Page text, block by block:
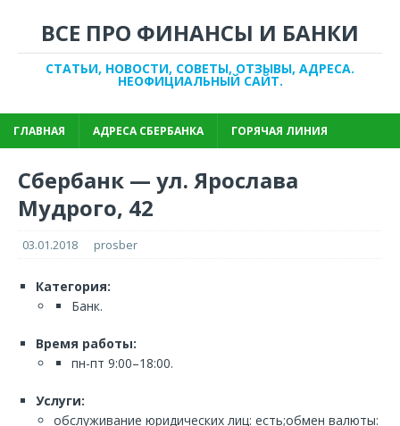
ВСЕ ПРО ФИНАНСЫ И БАНКИ
СТАТЬИ, НОВОСТИ, СОВЕТЫ, ОТЗЫВЫ, АДРЕСА.
НЕОФИЦИАЛЬНЫЙ САЙТ.
ГЛАВНАЯ АДРЕСА СБЕРБАНКА ГОРЯЧАЯ ЛИНИЯ
Сбербанк — ул. Ярослава
Мудрого, 42
03.01.2018 prosber
Категория:
Банк.
Время работы:
пн-пт 9:00–18:00.
Услуги:
обслуживание юридических лиц: есть;обмен валюты: